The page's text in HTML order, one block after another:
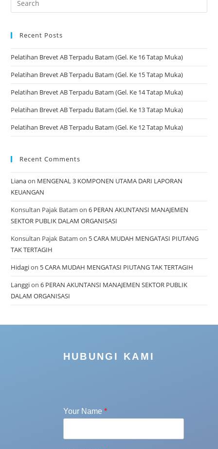
Recent Posts
Pelatihan Brevet AB Terpadu Batam (Gel. Ke 16 Tatap Muka)
Pelatihan Brevet AB Terpadu Batam (Gel. Ke 15 Tatap Muka)
Pelatihan Brevet AB Terpadu Batam (Gel. Ke 14 Tatap Muka)
Pelatihan Brevet AB Terpadu Batam (Gel. Ke 13 Tatap Muka)
Pelatihan Brevet AB Terpadu Batam (Gel. Ke 12 Tatap Muka)
Recent Comments
Lianaon MENGENAL 3 KOMPONEN UTAMA DARI LAPORAN
KEUANGAN
Konsultan Pajak Batam on6 PERAN AKUNTANSI MANAJEMEN
SEKTOR PUBLIK DALAM ORGANISASI
Konsultan Pajak Batam on 5 CARA MUDAH MENGATASI PIUTANG
TAK TERTAGIH
Hidagion 5 CARA MUDAH MENGATASI PIUTANG TAK TERTAGIH
Langgion6 PERAN AKUNTANSI MANAJEMEN SEKTOR PUBLIK
DALAM ORGANISASI
HUBUNGI KAMI
Your Name *